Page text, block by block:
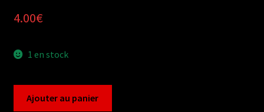
4.00€
1 en stock
Ajouter au panier